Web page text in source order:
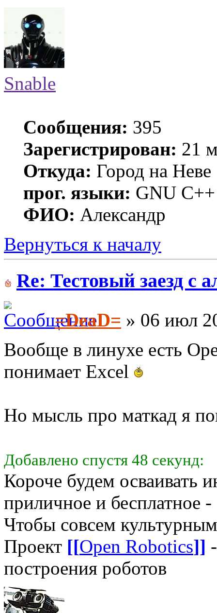
Snable
Сообщения: 395
Зарегистрирован: 21
Откуда: Город на Неве
прог. языки: GNU
ФИО: Александр
Вернуться к началу
Re: Тестовый заезд с
=DeaD= » 06 июл
Вообще в линухе есть
понимает Excel
Но мысль про маткад я
Добавлено спустя 48 секунд:
Короче будем осваивать
приличное и бесплатное
Чтобы совсем
Проект [[Open Robotics]]
построения роботов